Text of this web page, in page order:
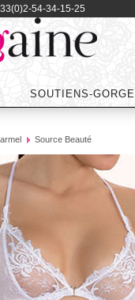
54-34-15-25
SOUTIENS-GORGE
Source Beauté